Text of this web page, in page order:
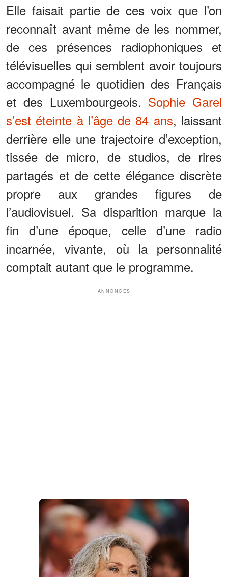
Elle faisait partie de ces voix que l’on
reconnaît avant même de les nommer,
de ces présences radiophoniques et
télévisuelles qui semblent avoir toujours
accompagné le quotidien des Français
et des Luxembourgeois. Sophie Garel
s’est éteinte à l’âge de 84 ans, laissant
derrière elle une trajectoire d’exception,
tissée de micro, de studios, de rires
partagés et de cette élégance discrète
propre aux grandes figures de
l’audiovisuel. Sa disparition marque la
fin d’une époque, celle d’une radio
incarnée, vivante, où la personnalité
comptait autant que le programme.
ANNONCES